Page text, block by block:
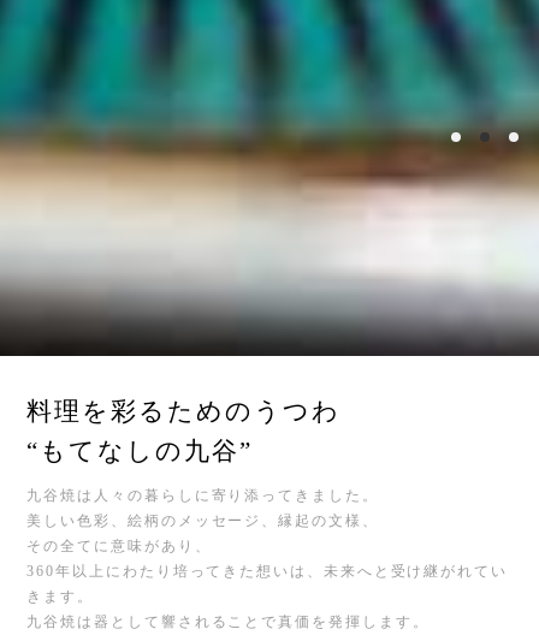
料理を彩るためのうつわ
“もてなしの九谷”
九谷焼は人々の暮らしに寄り添ってきました。
美しい色彩、絵柄のメッセージ、縁起の文様、
その全てに意味があり、
360年以上にわたり培ってきた想いは、未来へと受け継がれてい
きます。
九谷焼は器として響されることで真価を発揮します。